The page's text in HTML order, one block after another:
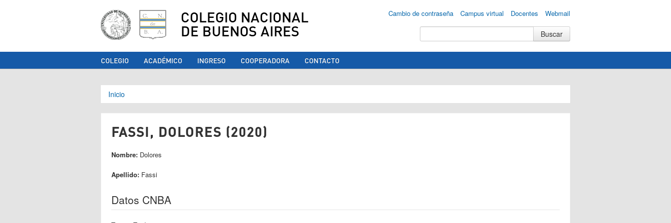
COLEGIO NACIONAL
DE BUENOS AIRES
Cambio de contraseña Campus virtual Docentes Webmail
COLEGIO ACADÉMICO INGRESO COOPERADORA CONTACTO
Se encuentra usted aquí
Inicio
FASSI, DOLORES (2020)
Nombre: Dolores
Apellido: Fassi
Datos CNBA